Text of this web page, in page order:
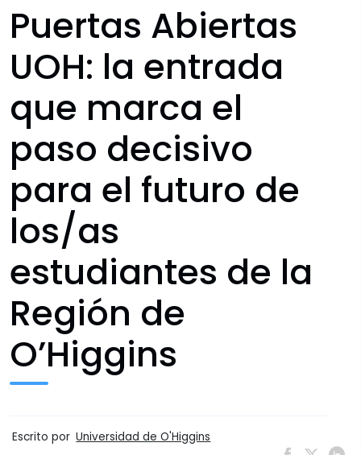
Puertas Abiertas
UOH: la entrada
que marca el
paso decisivo
para el futuro de
los/as
estudiantes de la
Región de
O’Higgins
Escrito por Universidad de O'Higgins